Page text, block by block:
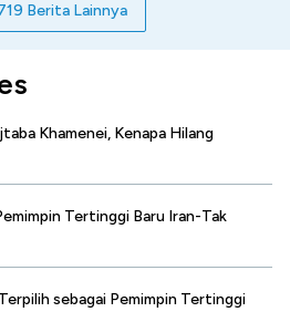
Berita Lainnya
Khamenei, Kenapa Hilang
Tertinggi Baru Iran-Tak
sebagai Pemimpin Tertinggi